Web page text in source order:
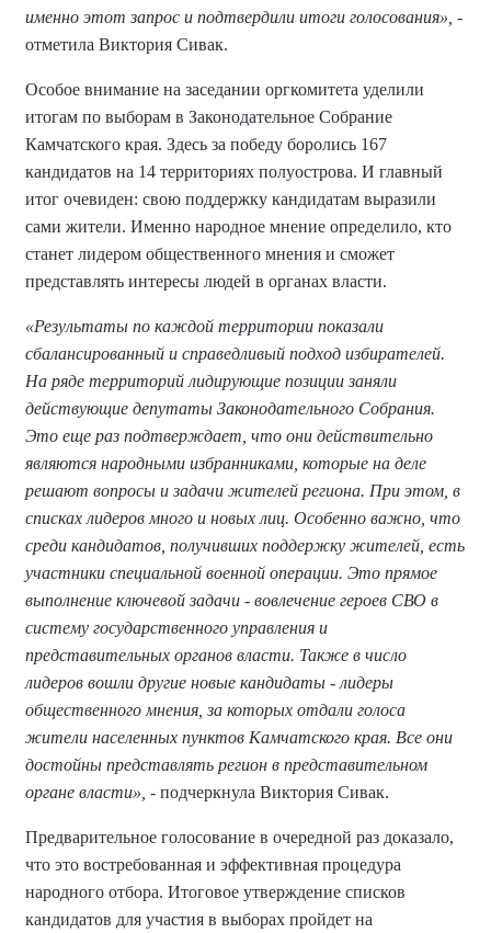
именно этот запрос и подтвердили итоги голосования», -
отметила Виктория Сивак.
Особое внимание на заседании оргкомитета уделили
итогам по выборам в Законодательное Собрание
Камчатского края. Здесь за победу боролись 167
кандидатов на 14 территориях полуострова. И главный
итог очевиден: свою поддержку кандидатам выразили
сами жители. Именно народное мнение определило, кто
станет лидером общественного мнения и сможет
представлять интересы людей в органах власти.
«Результаты по каждой территории показали
сбалансированный и справедливый подход избирателей.
На ряде территорий лидирующие позиции заняли
действующие депутаты Законодательного Собрания.
Это еще раз подтверждает, что они действительно
являются народными избранниками, которые на деле
решают вопросы и задачи жителей региона. При этом, в
списках лидеров много и новых лиц. Особенно важно, что
среди кандидатов, получивших поддержку жителей, есть
участники специальной военной операции. Это прямое
выполнение ключевой задачи - вовлечение героев СВО в
систему государственного управления и
представительных органов власти. Также в число
лидеров вошли другие новые кандидаты - лидеры
общественного мнения, за которых отдали голоса
жители населенных пунктов Камчатского края. Все они
достойны представлять регион в представительном
органе власти», - подчеркнула Виктория Сивак.
Предварительное голосование в очередной раз доказало,
что это востребованная и эффективная процедура
народного отбора. Итоговое утверждение списков
кандидатов для участия в выборах пройдет на